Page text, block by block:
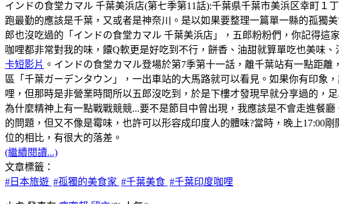
インドの食堂カマル 千葉美浜店(第七季第11話):千葉県千葉市美浜区幸町１
跑最勤的應該是千葉，又或者是神奈川。是以如果要整理一篇單一縣的孤獨
郎也沒吃過的「インドの食堂カマル 千葉美浜店」，五郎粉粉們，你記得
咖哩都非常對我的味，饢Q軟更是好吃到不行，餅香、油甜就算單吃也美味
卡短影片 。インドの食堂カマル登場於第7季第十一話，離千葉站有一點距
區「千葉ガーデンタウン」，一出車站的大馬路就可以看見。如果你有印象
哩，但那時是非營業時間所以五郎沒吃到，於是下樓才發現早就分享過的，
為什麼精神上有一點戰戰競競...要不是節目中曾出現，我應該是不會走進餐
的問題，但又不像是霉味，也許可以形容成印度人的體味?當時，晚上17:00
位的相比，有很大的落差。
(繼續閱讀...)
文章標籤：
#日本旅遊 #孤獨的美食家 #千葉美食 #千葉印度咖哩